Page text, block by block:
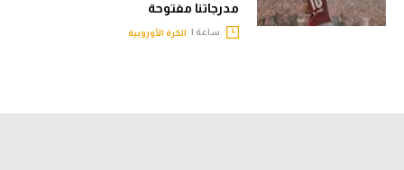
مدرجاتنا مفتوحة
ساعة | الكرة الأوروبية